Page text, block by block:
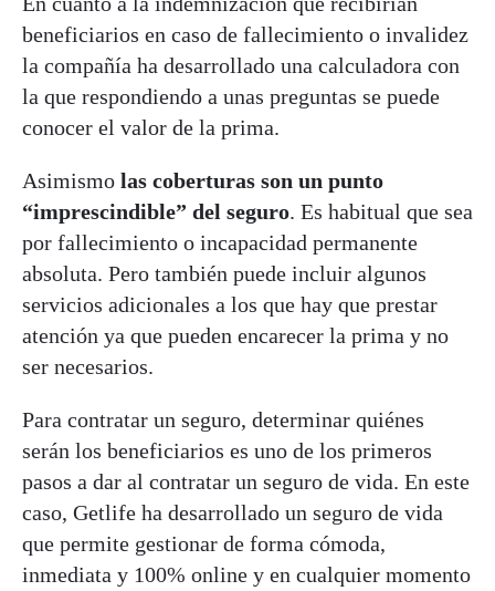
beneficiarios en caso de fallecimiento o invalidez
la compañía ha desarrollado una calculadora con
la que respondiendo a unas preguntas se puede
conocer el valor de la prima.
Asimismo las coberturas son un punto
“imprescindible” del seguro. Es habitual que sea
por fallecimiento o incapacidad permanente
absoluta. Pero también puede incluir algunos
servicios adicionales a los que hay que prestar
atención ya que pueden encarecer la prima y no
ser necesarios.
Para contratar un seguro, determinar quiénes
serán los beneficiarios es uno de los primeros
pasos a dar al contratar un seguro de vida. En este
caso, Getlife ha desarrollado un seguro de vida
que permite gestionar de forma cómoda,
inmediata y 100% online y en cualquier momento